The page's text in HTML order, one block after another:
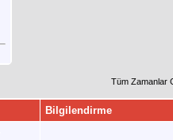
Tüm Zamanlar
Bilgilendirme